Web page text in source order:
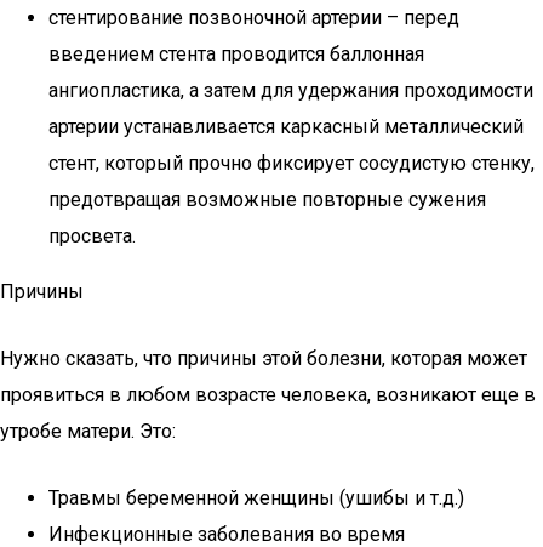
стентирование позвоночной артерии – перед
введением стента проводится баллонная
ангиопластика, а затем для удержания проходимости
артерии устанавливается каркасный металлический
стент, который прочно фиксирует сосудистую стенку,
предотвращая возможные повторные сужения
просвета.
Причины
Нужно сказать, что причины этой болезни, которая может
проявиться в любом возрасте человека, возникают еще в
утробе матери. Это:
Травмы беременной женщины (ушибы и т.д.)
Инфекционные заболевания во время